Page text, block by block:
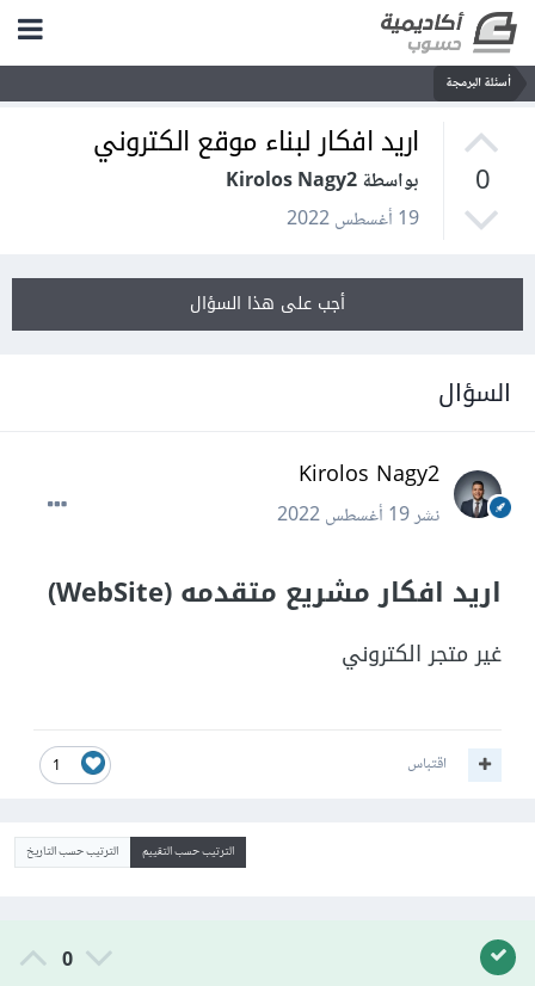
أسئلة البرمجة
0
اريد افكار لبناء موقع الكتروني
بواسطة Kirolos Nagy2
19 أغسطس 2022
أجب على هذا السؤال
السؤال
Kirolos Nagy2
نشر19 أغسطس 2022
اريد افكار مشريع متقدمه (WebSite)
غير متجر الكتروني
1 اقتباس
الترتيب حسب التقييم الترتيب حسب التاريخ
0